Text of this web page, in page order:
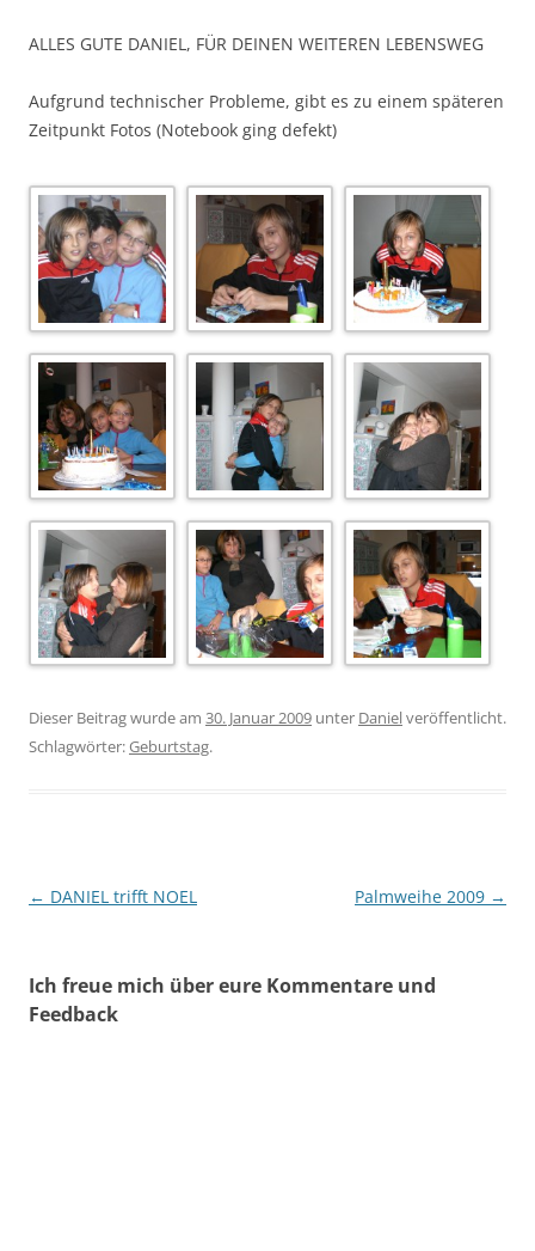
ALLES GUTE DANIEL, FÜR DEINEN WEITEREN LEBENSWEG
Aufgrund technischer Probleme, gibt es zu einem späteren
Zeitpunkt Fotos (Notebook ging defekt)
Dieser Beitrag wurde am 30. Januar 2009 unter Danielveröffentlicht.
Schlagwörter:Geburtstag.
Beitragsnavigation
← DANIEL trifft NOEL Palmweihe 2009 →
Ich freue mich über eure Kommentare und
Feedback